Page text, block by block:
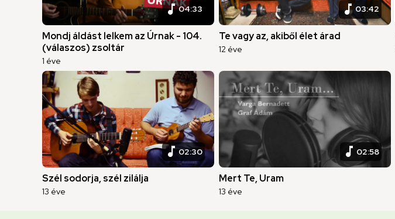
music_note04:33
Mondj áldást lelkem az Úrnak - 104.
(válaszos) zsoltár
1 éve
music_note 03:42
Te vagy az, akiből élet árad
12 éve
music_note02:30
Szél sodorja, szél zilálja
13 éve
music_note 02:58
Mert Te, Uram
13 éve